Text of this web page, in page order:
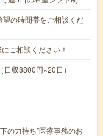
の時間帯をご相談くだ
ご相談ください！
収8800円×20日）
の力持ち”医療事務のお